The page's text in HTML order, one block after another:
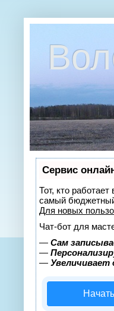
Сервис
Тот, кто
самый
Для новых
Чат-бот для
— Сам
—
—